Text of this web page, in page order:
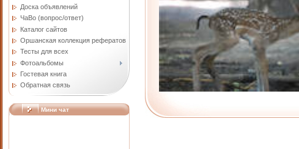
Доска объявлений
ЧаВо (вопрос/ответ)
Каталог сайтов
Оршанская коллекция рефератов
Тесты для всех
Фотоальбомы
Гостевая книга
Обратная связь
Мини чат